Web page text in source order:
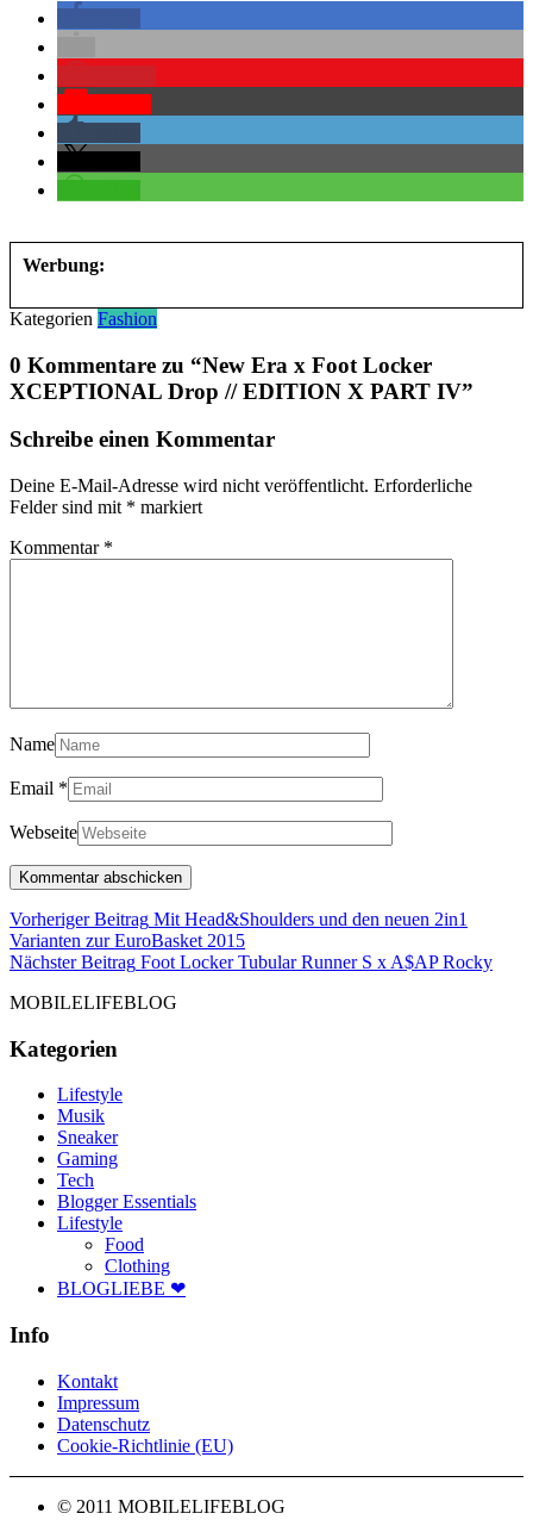
Werbung:
Kategorien Fashion
0 Kommentare zu “New Era x Foot Locker
XCEPTIONAL Drop // EDITION X PART IV”
Schreibe einen Kommentar
Deine E-Mail-Adresse wird nicht veröffentlicht. Erforderliche
Felder sind mit * markiert
Kommentar *
Name
Email *
Webseite
Beitragsnavigation
Vorheriger Beitrag Mit Head&Shoulders und den neuen 2in1
Varianten zur EuroBasket 2015Vorheriger
Beitrag
Nächster Beitrag Foot Locker Tubular Runner S x A$AP Rocky
MOBILELIFEBLOG
Kategorien
Lifestyle
Musik
Sneaker
Gaming
Tech
Blogger Essentials
Lifestyle
Food
Clothing
BLOGLIEBE ❤
Info
Kontakt
Impressum
Datenschutz
Cookie-Richtlinie (EU)
© 2011 MOBILELIFEBLOG